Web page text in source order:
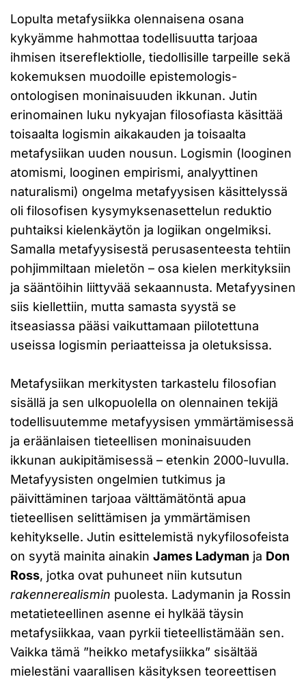
Lopulta metafysiikka olennaisena osana
kykyämme hahmottaa todellisuutta tarjoaa
ihmisen itsereflektiolle, tiedollisille tarpeille sekä
kokemuksen muodoille epistemologis-
ontologisen moninaisuuden ikkunan. Jutin
erinomainen luku nykyajan filosofiasta käsittää
toisaalta logismin aikakauden ja toisaalta
metafysiikan uuden nousun. Logismin (looginen
atomismi, looginen empirismi, analyyttinen
naturalismi) ongelma metafyysisen käsittelyssä
oli filosofisen kysymyksenasettelun reduktio
puhtaiksi kielenkäytön ja logiikan ongelmiksi.
Samalla metafyysisestä perusasenteesta tehtiin
pohjimmiltaan mieletön – osa kielen merkityksiin
ja sääntöihin liittyvää sekaannusta. Metafyysinen
siis kiellettiin, mutta samasta syystä se
itseasiassa pääsi vaikuttamaan piilotettuna
useissa logismin periaatteissa ja oletuksissa.
Metafysiikan merkitysten tarkastelu filosofian
sisällä ja sen ulkopuolella on olennainen tekijä
todellisuutemme metafyysisen ymmärtämisessä
ja eräänlaisen tieteellisen moninaisuuden
ikkunan aukipitämisessä – etenkin 2000-luvulla.
Metafyysisten ongelmien tutkimus ja
päivittäminen tarjoaa välttämätöntä apua
tieteellisen selittämisen ja ymmärtämisen
kehitykselle. Jutin esittelemistä nykyfilosofeista
on syytä mainita ainakin James Ladyman ja Don
Ross, jotka ovat puhuneet niin kutsutun
rakennerealismin puolesta. Ladymanin ja Rossin
metatieteellinen asenne ei hylkää täysin
metafysiikkaa, vaan pyrkii tieteellistämään sen.
Vaikka tämä ”heikko metafysiikka” sisältää
mielestäni vaarallisen käsityksen teoreettisen